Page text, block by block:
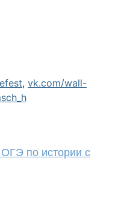
, vk.com/wall-
по истории с